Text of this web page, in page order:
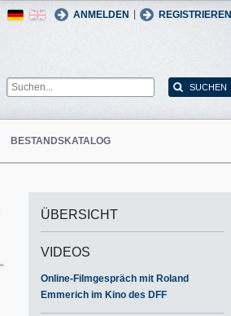
ANMELDEN REGISTRIEREN
English
German
BESTANDSKATALOG
ÜBERSICHT
VIDEOS
Online-Filmgespräch mit Roland
Emmerich im Kino des DFF